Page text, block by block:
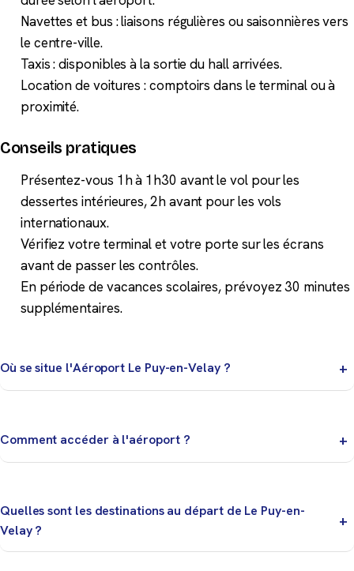
Navettes et bus : liaisons régulières ou saisonnières vers
le centre-ville.
Taxis : disponibles à la sortie du hall arrivées.
Location de voitures : comptoirs dans le terminal ou à
proximité.
Conseils pratiques
Présentez-vous 1h à 1h30 avant le vol pour les
dessertes intérieures, 2h avant pour les vols
internationaux.
Vérifiez votre terminal et votre porte sur les écrans
avant de passer les contrôles.
En période de vacances scolaires, prévoyez 30 minutes
supplémentaires.
Où se situe l'Aéroport Le Puy-en-Velay ?
Comment accéder à l'aéroport ?
Quelles sont les destinations au départ de Le Puy-en-
Velay ?